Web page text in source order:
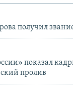
получил
показал
пролив